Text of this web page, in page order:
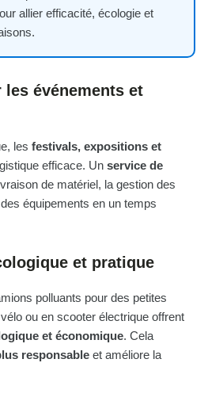
allier efficacité, écologie et
événements et
les festivals, expositions et
efficace. Un service de
de matériel, la gestion des
équipements en un temps
et pratique
polluants pour des petites
ou en scooter électrique offrent
et économique. Cela
responsable et améliore la